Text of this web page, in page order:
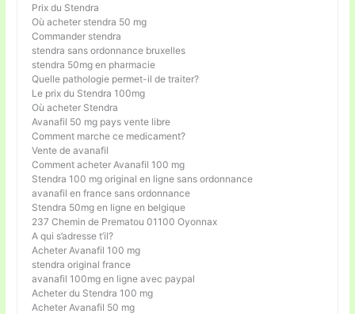
Prix du Stendra
Où acheter stendra 50 mg
Commander stendra
stendra sans ordonnance bruxelles
stendra 50mg en pharmacie
Quelle pathologie permet-il de traiter?
Le prix du Stendra 100mg
Où acheter Stendra
Avanafil 50 mg pays vente libre
Comment marche ce medicament?
Vente de avanafil
Comment acheter Avanafil 100 mg
Stendra 100 mg original en ligne sans ordonnance
avanafil en france sans ordonnance
Stendra 50mg en ligne en belgique
237 Chemin de Prematou 01100 Oyonnax
A qui s’adresse t’il?
Acheter Avanafil 100 mg
stendra original france
avanafil 100mg en ligne avec paypal
Acheter du Stendra 100 mg
Acheter Avanafil 50 mg